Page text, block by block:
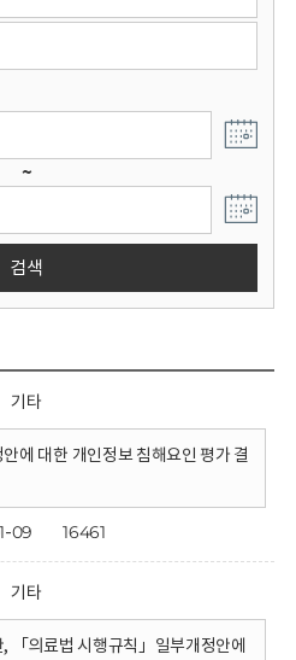
~
검색
기타
에 대한 개인정보 침해요인 평가 결
09 16461
기타
, 「의료법 시행규칙」일부개정안에